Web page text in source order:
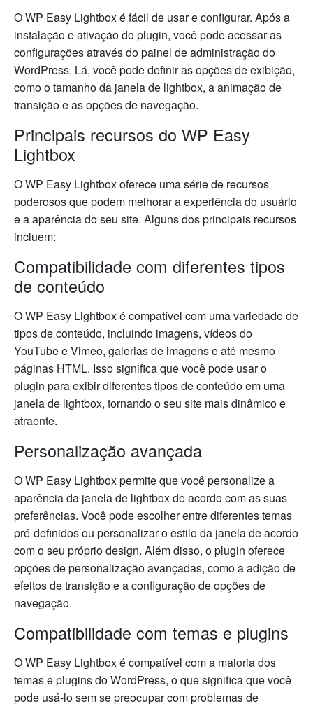
O WP Easy Lightbox é fácil de usar e configurar. Após a
instalação e ativação do plugin, você pode acessar as
configurações através do painel de administração do
WordPress. Lá, você pode definir as opções de exibição,
como o tamanho da janela de lightbox, a animação de
transição e as opções de navegação.
Principais recursos do WP Easy
Lightbox
O WP Easy Lightbox oferece uma série de recursos
poderosos que podem melhorar a experiência do usuário
e a aparência do seu site. Alguns dos principais recursos
incluem:
Compatibilidade com diferentes tipos
de conteúdo
O WP Easy Lightbox é compatível com uma variedade de
tipos de conteúdo, incluindo imagens, vídeos do
YouTube e Vimeo, galerias de imagens e até mesmo
páginas HTML. Isso significa que você pode usar o
plugin para exibir diferentes tipos de conteúdo em uma
janela de lightbox, tornando o seu site mais dinâmico e
atraente.
Personalização avançada
O WP Easy Lightbox permite que você personalize a
aparência da janela de lightbox de acordo com as suas
preferências. Você pode escolher entre diferentes temas
pré-definidos ou personalizar o estilo da janela de acordo
com o seu próprio design. Além disso, o plugin oferece
opções de personalização avançadas, como a adição de
efeitos de transição e a configuração de opções de
navegação.
Compatibilidade com temas e plugins
O WP Easy Lightbox é compatível com a maioria dos
temas e plugins do WordPress, o que significa que você
pode usá-lo sem se preocupar com problemas de